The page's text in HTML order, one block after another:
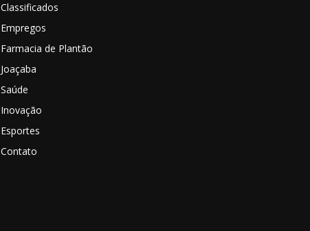
Classificados
Empregos
Farmacia de Plantão
Joaçaba
Saúde
Inovação
Esportes
Contato